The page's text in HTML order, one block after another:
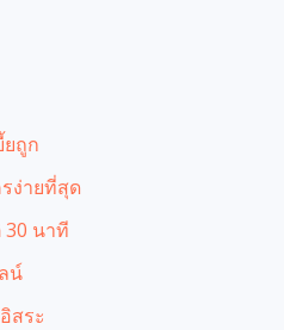
ยถูก
ง่ายที่สุด
นาที
น์
สระ